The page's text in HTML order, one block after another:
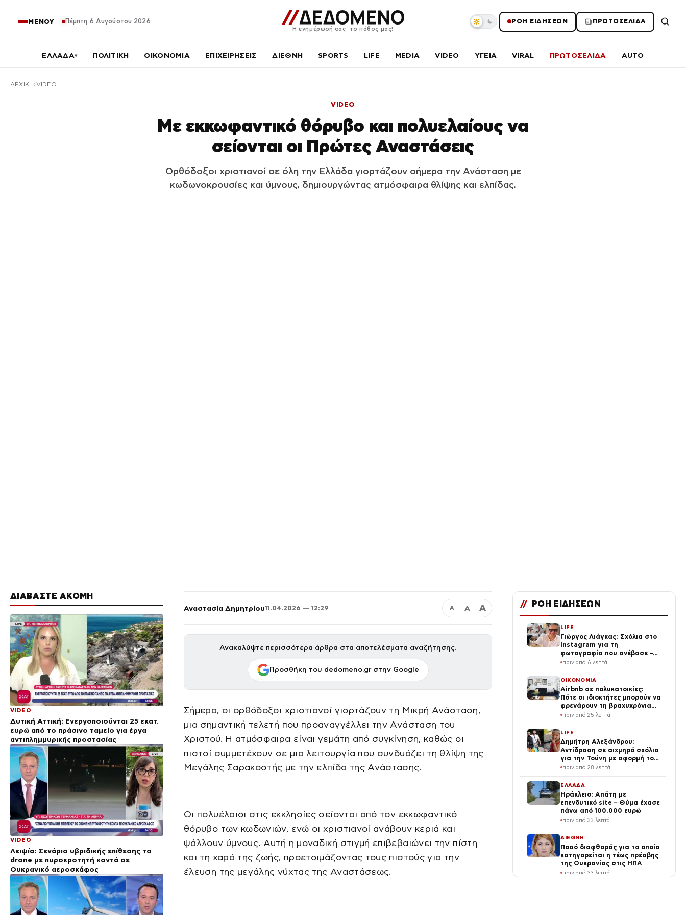
ΜΕΝΟΥ Πέμπτη 6 Αυγούστου 2026
Η ενημέρωσή σας, το πάθος μας!
ΡΟΗ ΕΙΔΗΣΕΩΝ ΠΡΩΤΟΣΕΛΙΔΑ
ΕΛΛΑΔΑ▾ ΠΟΛΙΤΙΚΗ ΟΙΚΟΝΟΜΙΑ ΕΠΙΧΕΙΡΗΣΕΙΣ ΔΙΕΘΝΗ SPORTS LIFE MEDIA VIDEO ΥΓΕΙΑ VIRAL ΠΡΩΤΟΣΕΛΙΔΑ AUTO
ΑΡΧΙΚΉ VIDEO
VIDEO
Με εκκωφαντικό θόρυβο και πολυελαίους να
σείονται οι Πρώτες Αναστάσεις
Ορθόδοξοι χριστιανοί σε όλη την Ελλάδα γιορτάζουν σήμερα την Ανάσταση με
κωδωνοκρουσίες και ύμνους, δημιουργώντας ατμόσφαιρα θλίψης και ελπίδας.
ΔΙΑΒΑΣΤΕ ΑΚΟΜΗ
VIDEO
Δυτική Αττική: Ενεργοποιούνται 25 εκατ.
ευρώ από το πράσινο ταμείο για έργα
αντιπλημμυρικής προστασίας
VIDEO
Λειψία: Σενάριο υβριδικής επίθεσης το
drone με πυροκροτητή κοντά σε
Ουκρανικό αεροσκάφος
Αναστασία Δημητρίου11.04.2026 — 12:29 Α Α Α
Ανακαλύψτε περισσότερα άρθρα στα αποτελέσματα αναζήτησης.
Προσθήκη του dedomeno.gr στην Google
Σήμερα, οι ορθόδοξοι χριστιανοί γιορτάζουν τη Μικρή Ανάσταση,
μια σημαντική τελετή που προαναγγέλλει την Ανάσταση του
Χριστού. Η ατμόσφαιρα είναι γεμάτη από συγκίνηση, καθώς οι
πιστοί συμμετέχουν σε μια λειτουργία που συνδυάζει τη θλίψη της
Μεγάλης Σαρακοστής με την ελπίδα της Ανάστασης.
Οι πολυέλαιοι στις εκκλησίες σείονται από τον εκκωφαντικό
θόρυβο των κωδωνιών, ενώ οι χριστιανοί ανάβουν κεριά και
ψάλλουν ύμνους. Αυτή η μοναδική στιγμή επιβεβαιώνει την πίστη
και τη χαρά της ζωής, προετοιμάζοντας τους πιστούς για την
έλευση της μεγάλης νύχτας της Αναστάσεως.
// ΡΟΗ ΕΙΔΗΣΕΩΝ
LIFE
Γιώργος Λιάγκας: Σχόλια στο
Instagram για τη
φωτογραφία που ανέβασε –
«Ο Τζορτζ Κλούνεϊ της
πριν από 6 λεπτά
ΟΙΚΟΝΟΜΙΑ
Airbnb σε πολυκατοικίες:
Πότε οι ιδιοκτήτες μπορούν να
φρενάρουν τη βραχυχρόνια
μίσθωση
πριν από 25 λεπτά
LIFE
Δημήτρη Αλεξάνδρου:
Αντίδραση σε αιχμηρό σχόλιο
για την Τούνη με αφορμή το
μεγάλωμα του Πάρη
πριν από 28 λεπτά
ΕΛΛΑΔΑ
Ηράκλειο: Απάτη με
επενδυτικό site – Θύμα έχασε
πάνω από 100.000 ευρώ
πριν από 33 λεπτά
ΔΙΕΘΝΗ
Ποσό διαφθοράς για το οποίο
κατηγορείται η τέως πρέσβης
της Ουκρανίας στις ΗΠΑ
πριν από 33 λεπτά